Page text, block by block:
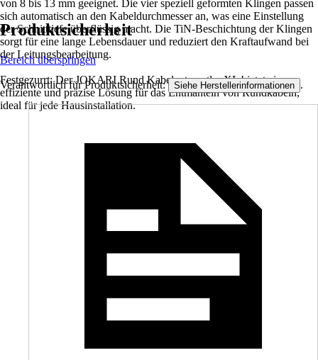
von 8 bis 13 mm geeignet. Die vier speziell geformten Klingen passen
sich automatisch an den Kabeldurchmesser an, was eine Einstellung
der Schnitttiefe überflüssig macht. Die TiN-Beschichtung der Klingen
sorgt für eine lange Lebensdauer und reduziert den Kraftaufwand bei
der Leitungsbearbeitung.
Festgezurrt: Der JOKARI Rund Kabelentmantler XL bietet eine
effiziente und präzise Lösung für das Entmanteln von Rundkabeln,
ideal für jede Hausinstallation.
Produktsicherheit
Bereich überspringen
Verantwortlich für Produktsicherheit: Siehe Herstellerinformationen .